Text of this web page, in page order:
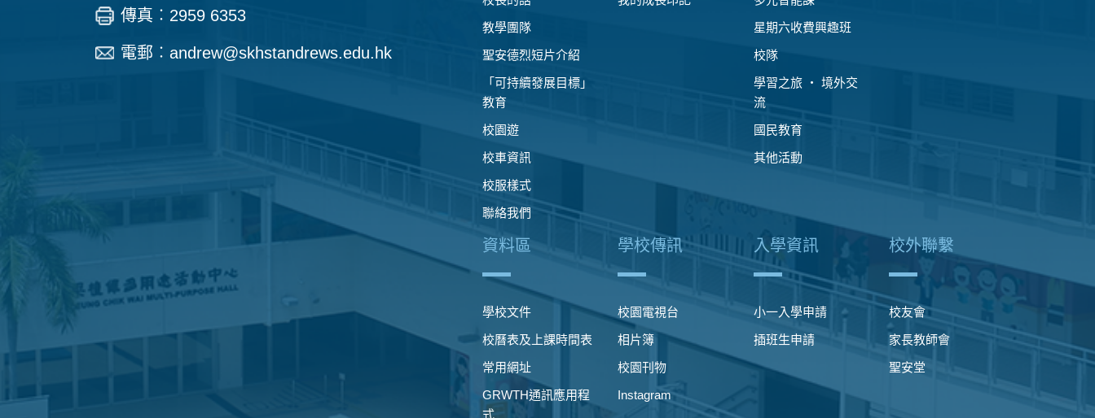
傳真︰2959 6353
電郵︰ andrew@skhstandrews.edu.hk
教學團隊
聖安德烈短片介紹
「可持續發展目標」
教育
校園遊
校車資訊
校服樣式
聯絡我們
星期六收費興趣班
校隊
學習之旅 ‧ 境外交
流
國民教育
其他活動
資料區
學校文件
校曆表及上課時間表
常用網址
GRWTH通訊應用程
式
學校傳訊
校園電視台
相片簿
校園刊物
Instagram
入學資訊
小一入學申請
插班生申請
校外聯繫
校友會
家長教師會
聖安堂